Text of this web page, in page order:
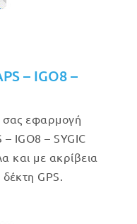
– IGO8 –
σας εφαρμογή
IGO8 – SYGIC
και με ακρίβεια
GPS.